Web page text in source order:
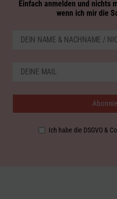
Einfach anmelden und nichts
wenn ich mir die
Ich habe die DSGVO &